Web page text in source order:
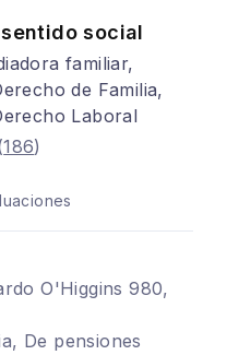
social
familiar,
de Familia,
Laboral
186)
O'Higgins 980,
De pensiones